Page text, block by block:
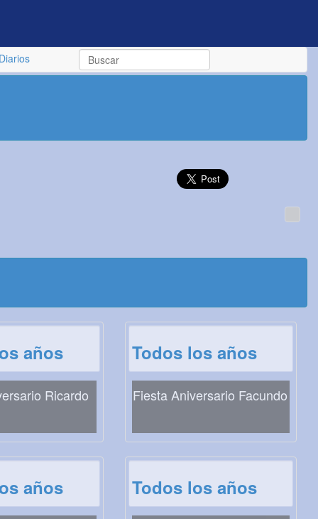
Diarios
años
Ricardo
Todos los años
Fiesta Aniversario Facundo
años Todos los años